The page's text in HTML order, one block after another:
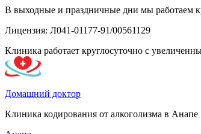
В выходные и праздничные дни мы работаем
Лицензия: Л041-01177-91/00561129
Клиника работает круглосуточно с
Домашний доктор
Клиника кодирования от алкоголизма в Анапе